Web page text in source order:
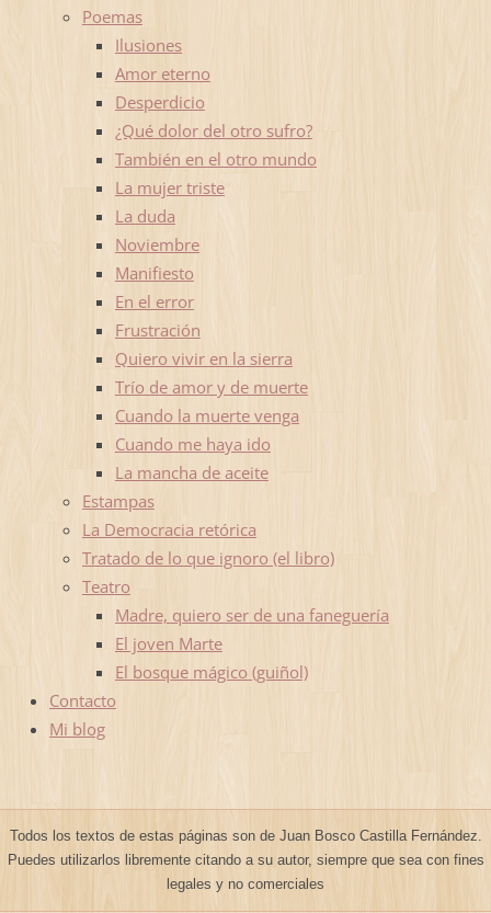
Poemas
Ilusiones
Amor eterno
Desperdicio
¿Qué dolor del otro sufro?
También en el otro mundo
La mujer triste
La duda
Noviembre
Manifiesto
En el error
Frustración
Quiero vivir en la sierra
Trío de amor y de muerte
Cuando la muerte venga
Cuando me haya ido
La mancha de aceite
Estampas
La Democracia retórica
Tratado de lo que ignoro (el libro)
Teatro
Madre, quiero ser de una faneguería
El joven Marte
El bosque mágico (guiñol)
Contacto
Mi blog
Todos los textos de estas páginas son de Juan Bosco Castilla Fernández.
Puedes utilizarlos libremente citando a su autor, siempre que sea con fines
legales y no comerciales